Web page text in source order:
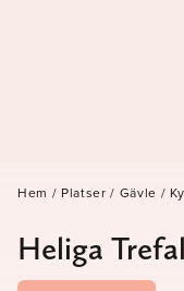
Hem / Platser / Gävle /
Heliga